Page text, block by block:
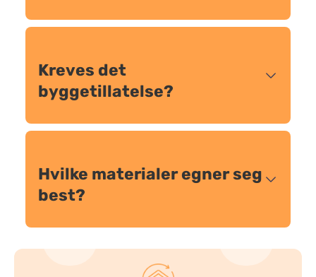
Kreves det
byggetillatelse?
Hvilke materialer egner seg
best?